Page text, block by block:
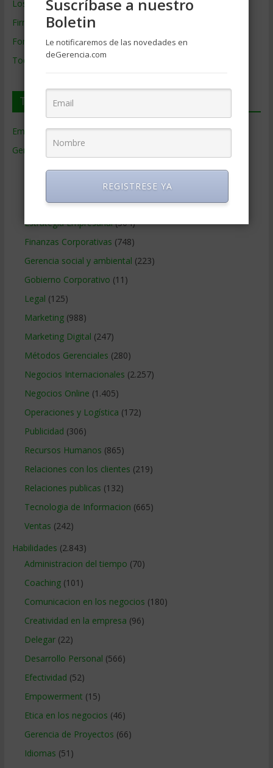
Los mejores MBA
Firmas de Gerencia
Formación de Gerencia
Todos los Temas
Temas de Gerencia
Empresas de Gerencia(38)
Gerencia
Educacion Gerencial(454)
Estrategia Empresarial(304)
Finanzas Corporativas (748)
Gerencia social y ambiental (223)
Gobierno Corporativo (11)
Legal (125)
Marketing(988)
Marketing Digital (247)
Métodos Gerenciales (280)
Negocios Internacionales (2.257)
Negocios Online (1.405)
Operaciones y Logística (172)
Publicidad (306)
Recursos Humanos (865)
Relaciones con los clientes (219)
Relaciones publicas (132)
Tecnologia de Informacion (665)
Ventas (242)
Habilidades (2.843)
Administracion del tiempo (70)
Coaching(101)
Comunicacion en los negocios (180)
Creatividad en la empresa (96)
Delegar(22)
Desarrollo Personal (566)
Efectividad (52)
Empowerment (15)
Etica en los negocios (46)
Gerencia de Proyectos (66)
Idiomas (51)
Suscríbase a nuestro
Boletin
Le notificaremos de las novedades en
deGerencia.com
REGISTRESE YA